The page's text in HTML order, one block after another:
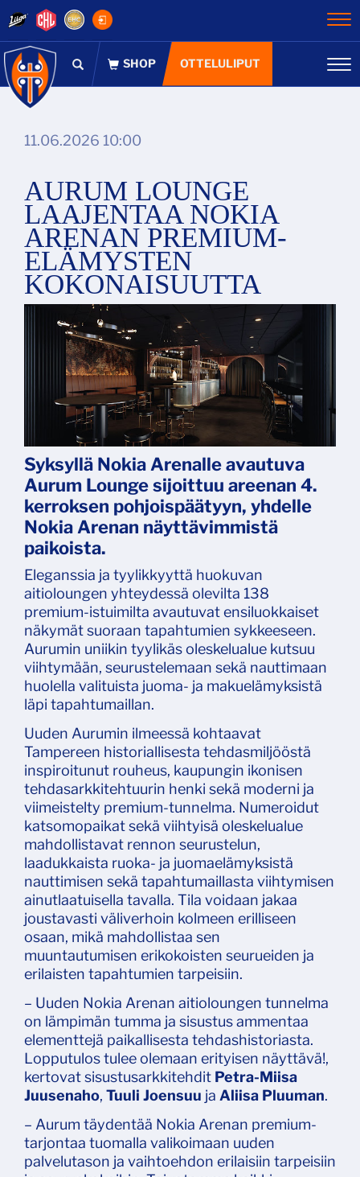
OTTELULIPUT
11.06.2026 10:00
AURUM LOUNGE
LAAJENTAA NOKIA
ARENAN PREMIUM-
ELÄMYSTEN
KOKONAISUUTTA
Syksyllä Nokia Arenalle avautuva
Aurum Lounge sijoittuu areenan 4.
kerroksen pohjoispäätyyn, yhdelle
Nokia Arenan näyttävimmistä
paikoista.
Eleganssia ja tyylikkyyttä huokuvan
aitioloungen yhteydessä olevilta 138
premium-istuimilta avautuvat ensiluokkaiset
näkymät suoraan tapahtumien sykkeeseen.
Aurumin uniikin tyylikäs oleskelualue kutsuu
viihtymään, seurustelemaan sekä nauttimaan
huolella valituista juoma- ja makuelämyksistä
läpi tapahtumaillan.
Uuden Aurumin ilmeessä kohtaavat
Tampereen historiallisesta tehdasmiljööstä
inspiroitunut rouheus, kaupungin ikonisen
tehdasarkkitehtuurin henki sekä moderni ja
viimeistelty premium-tunnelma. Numeroidut
katsomopaikat sekä viihtyisä oleskelualue
mahdollistavat rennon seurustelun,
laadukkaista ruoka- ja juomaelämyksistä
nauttimisen sekä tapahtumaillasta viihtymisen
ainutlaatuisella tavalla. Tila voidaan jakaa
joustavasti väliverhoin kolmeen erilliseen
osaan, mikä mahdollistaa sen
muuntautumisen erikokoisten seurueiden ja
erilaisten tapahtumien tarpeisiin.
– Uuden Nokia Arenan aitioloungen tunnelma
on lämpimän tumma ja sisustus ammentaa
elementtejä paikallisesta tehdashistoriasta.
Lopputulos tulee olemaan erityisen näyttävä!,
kertovat sisustusarkkitehdit Petra-Miisa
Juusenaho, Tuuli Joensuu ja Aliisa Pluuman.
– Aurum täydentää Nokia Arenan premium-
tarjontaa tuomalla valikoimaan uuden
palvelutason ja vaihtoehdon erilaisiin tarpeisiin